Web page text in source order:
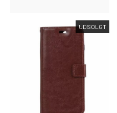
UDSOLGT